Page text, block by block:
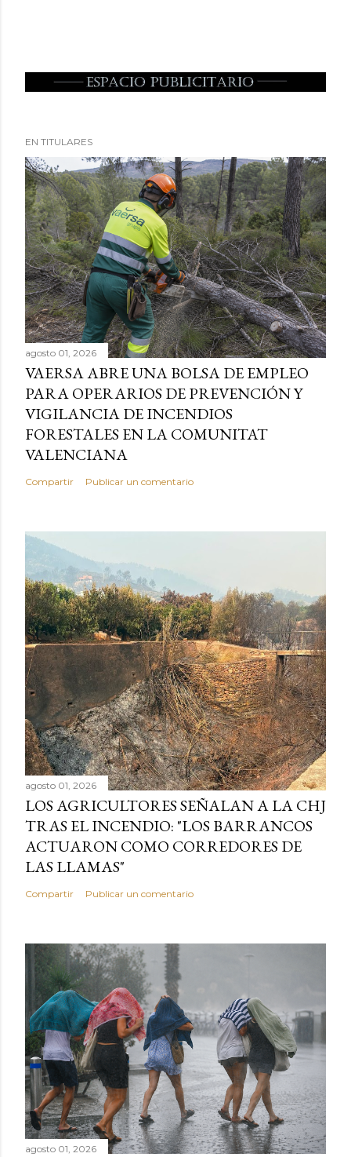
EN TITULARES
agosto 01, 2026
VAERSA ABRE UNA BOLSA DE EMPLEO
PARA OPERARIOS DE PREVENCIÓN Y
VIGILANCIA DE INCENDIOS
FORESTALES EN LA COMUNITAT
VALENCIANA
Compartir Publicar un comentario
agosto 01, 2026
LOS AGRICULTORES SEÑALAN A LA CHJ
TRAS EL INCENDIO: "LOS BARRANCOS
ACTUARON COMO CORREDORES DE
LAS LLAMAS"
Compartir Publicar un comentario
agosto 01, 2026